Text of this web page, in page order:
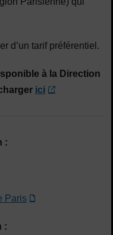
d’un tarif préférentiel.
à la Direction
ici
:
Paris
: